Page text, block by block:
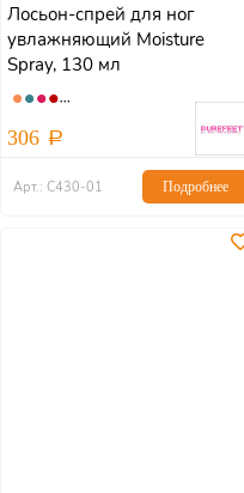
Лосьон-спрей для ног
увлажняющий Moisture
Spray, 130 мл
306
Арт.: С430-01 Подробнее